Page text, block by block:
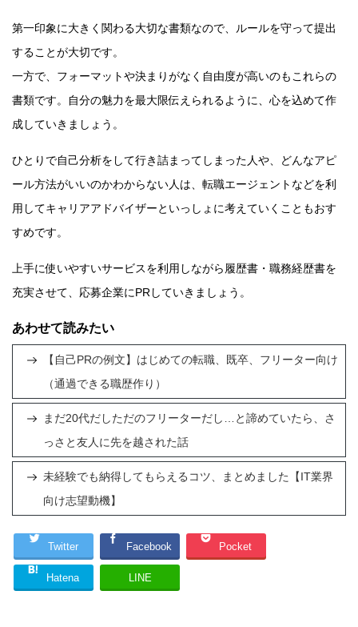
第一印象に大きく関わる大切な書類なので、ルールを守って提出
することが大切です。
一方で、フォーマットや決まりがなく自由度が高いのもこれらの
書類です。自分の魅力を最大限伝えられるように、心を込めて作
成していきましょう。
ひとりで自己分析をして行き詰まってしまった人や、どんなアピ
ール方法がいいのかわからない人は、転職エージェントなどを利
用してキャリアアドバイザーといっしょに考えていくこともおす
すめです。
上手に使いやすいサービスを利用しながら履歴書・職務経歴書を
充実させて、応募企業にPRしていきましょう。
あわせて読みたい
【自己PRの例文】はじめての転職、既卒、フリーター向け
（通過できる職歴作り）
まだ20代だしただのフリーターだし…と諦めていたら、さ
っさと友人に先を越された話
未経験でも納得してもらえるコツ、まとめました【IT業界
向け志望動機】
Twitter Facebook Pocket
Hatena LINE